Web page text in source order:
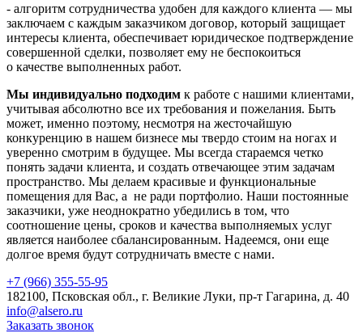
- алгоритм сотрудничества удобен для каждого клиента — мы
заключаем с каждым заказчиком договор, который защищает
интересы клиента, обеспечивает юридическое подтверждение
совершенной сделки, позволяет ему не беспокоиться
о качестве выполненных работ.
Мы индивидуально подходим к работе с нашими клиентами,
учитывая абсолютно все их требования и пожелания. Быть
может, именно поэтому, несмотря на жесточайшую
конкуренцию в нашем бизнесе мы твердо стоим на ногах и
уверенно смотрим в будущее. Мы всегда стараемся четко
понять задачи клиента, и создать отвечающее этим задачам
пространство. Мы делаем красивые и функциональные
помещения для Вас, а не ради портфолио. Наши постоянные
заказчики, уже неоднократно убедились в том, что
соотношение цены, сроков и качества выполняемых услуг
является наиболее сбалансированным. Надеемся, они еще
долгое время будут сотрудничать вместе с нами.
+7 (966) 355-55-95
182100, Псковская обл., г. Великие Луки, пр-т Гагарина, д. 40
info@alsero.ru
Заказать звонок